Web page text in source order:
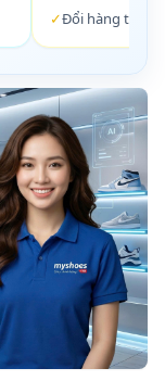
✓Đổi hàng trong